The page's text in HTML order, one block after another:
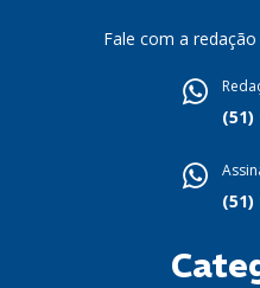
Fale com a
(51)
(51)